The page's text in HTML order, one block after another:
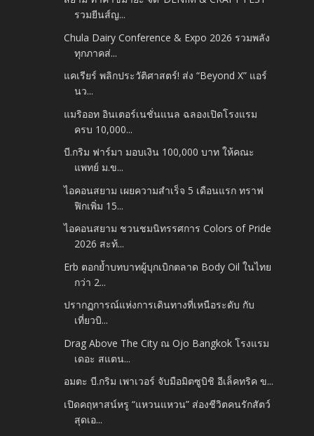
รวมยีนส์ญ...
Chula Dairy Conference & Expo 2026 รวมพลัง
ทุกภาคส่...
แคเรียร์ พลิกประวัติศาสตร์! ส่ง “Beyond X” แอร์
นว...
แมริออท อินเตอร์เนชั่นแนล ฉลองเปิดโรงแรม
ครบ 10,000...
บี.กริม ฟาร์มา มอบเงิน 100,000 บาท ให้คณะ
แพทย์ ม.ข...
ไอคอนสยาม เผยความสำเร็จ 5 เดือนแรก ทราฟ
ฟิกเพิ่ม 15...
ไอคอนสยาม ชวนชมนิทรรศการ Colors of Pride
2026 สะท้...
Erb ตอกย้ำบทบาทผู้บุกเบิกตลาด Body Oil ในไทย
กว่า 2...
ปรากฏการณ์แห่งการเดินทางที่เหนือระดับ กับ
เที่ยวบิ...
Drag Above The City ณ Ojo Bangkok โรงแรม
เดอะ สแตน...
อมตะ บี.กริม เพาเวอร์ จับมือมิตซูบิชิ อีเล็คทริค ข...
เปิดคฤหาสน์หรู “แหวนแหวน” ส่องชีวิตคนรักสัตว์
สุดเอ...